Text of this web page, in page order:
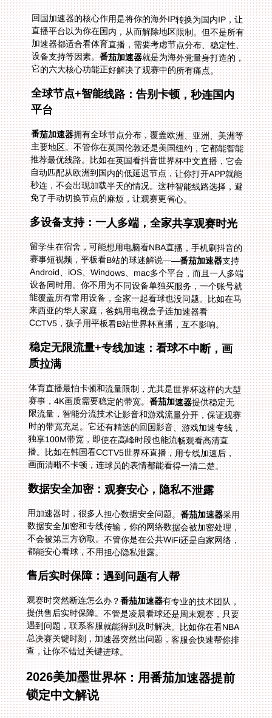
回国加速器的核心作用是将你的海外IP转换为国内IP，让
直播平台以为你在国内，从而解除地区限制。但不是所有
加速器都适合看体育直播，需要考虑节点分布、稳定性、
设备支持等因素。番茄加速器就是为海外党量身打造的，
它的六大核心功能正好解决了观赛中的所有痛点。
全球节点+智能线路：告别卡顿，秒连国内
平台
番茄加速器拥有全球节点分布，覆盖欧洲、亚洲、美洲等
主要地区。不管你在英国伦敦还是美国纽约，它都能智能
推荐最优线路。比如在英国看抖音世界杯中文直播，它会
自动匹配从欧洲到国内的低延迟节点，让你打开APP就能
秒连，不会出现加载半天的情况。这种智能线路选择，避
免了手动切换节点的麻烦，让观赛更省心。
多设备支持：一人多端，全家共享观赛时光
留学生在宿舍，可能想用电脑看NBA直播，手机刷抖音的
赛事短视频，平板看B站的球迷解说——番茄加速器支持
Android、iOS、Windows、mac多个平台，而且一人多端
设备同时用。你不用为不同设备单独买服务，一个账号就
能覆盖所有常用设备，全家一起看球也没问题。比如在马
来西亚的华人家庭，爸妈用电视盒子连加速器看
CCTV5，孩子用平板看B站世界杯直播，互不影响。
稳定无限流量+专线加速：看球不中断，画
质拉满
体育直播最怕卡顿和流量限制，尤其是世界杯这样的大型
赛事，4K画质需要稳定的带宽。番茄加速器提供稳定无
限流量，智能分流技术让影音和游戏流量分开，保证观赛
时的带宽充足。它还有精选的回国影音、游戏加速专线，
独享100M带宽，即使在高峰时段也能流畅观看高清直
播。比如在韩国看CCTV5世界杯直播，用专线加速后，
画面清晰不卡顿，连球员的表情都能看得一清二楚。
数据安全加密：观赛安心，隐私不泄露
用加速器时，很多人担心数据安全问题。番茄加速器采用
数据安全加密和专线传输，你的网络数据会被加密处理，
不会被第三方窃取。不管你是在公共WiFi还是自家网络，
都能安心看球，不用担心隐私泄露。
售后实时保障：遇到问题有人帮
观赛时突然断连怎么办？番茄加速器有专业的技术团队，
提供售后实时保障。不管是凌晨看球还是周末观赛，只要
遇到问题，联系客服就能得到及时解决。比如你在看NBA
总决赛关键时刻，加速器突然出问题，客服会快速帮你排
查，让你不错过关键进球。
2026美加墨世界杯：用番茄加速器提前
锁定中文解说